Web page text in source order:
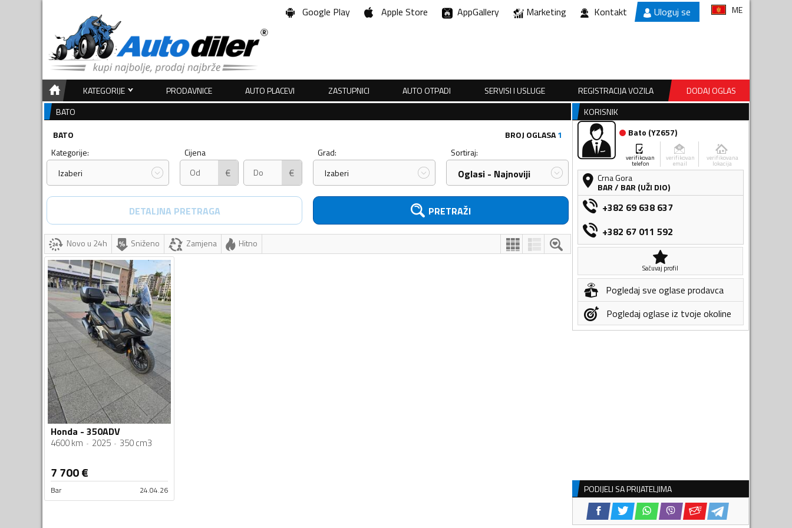
Google Play Apple Store AppGallery Marketing Kontakt Uloguj se ME
KATEGORIJE PRODAVNICE AUTO PLACEVI ZASTUPNICI AUTO OTPADI SERVISI I USLUGE REGISTRACIJA VOZILA
DODAJ OGLAS
BATO
BATO
BROJ OGLASA1
Kategorije:
Izaberi
Cijena
€ €
Grad:
Izaberi
Sortiraj:
Oglasi - Najnoviji
DETALJNA PRETRAGA PRETRAŽI
Novo u 24h Sniženo Zamjena Hitno
Honda - 350ADV
4600 km 2025 350 cm3
7 700€
Bar 24.04.26
KORISNIK
Bato (YZ657)
verifikovan
telefon
verifikovan
email
verifikovana
lokacija
Crna Gora
BAR/ BAR (UŽI DIO)
+382 69 638 637
+382 67 011 592
Sačuvaj profil
Pogledaj sve oglase prodavca
Pogledaj oglase iz tvoje okoline
PODIJELI SA PRIJATELJIMA